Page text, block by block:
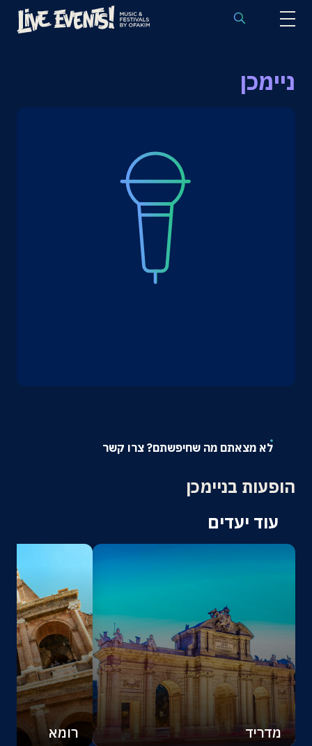
הופעות לפי אמנים
אירועי ספורט באירופה
ניימכן
לא מצאתם מה שחיפשתם? צרו קשר
הופעות בניימכן
עוד יעדים
מדריד רומא